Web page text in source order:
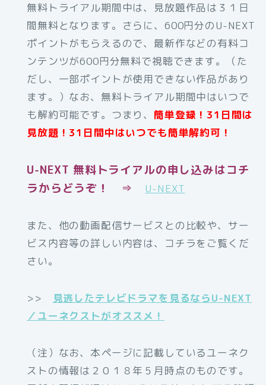
無料トライアル期間中は、見放題作品は３１日
間無料となります。さらに、600円分のU-NEXT
ポイントがもらえるので、最新作などの有料コ
ンテンツが600円分無料で視聴できます。（た
だし、一部ポイントが使用できない作品があり
ます。）なお、無料トライアル期間中はいつで
も解約可能です。つまり、簡単登録！31日間は
見放題！31日間中はいつでも簡単解約可！
U-NEXT 無料トライアルの申し込みはコチ
ラからどうぞ！ ⇒
U-NEXT
また、他の動画配信サービスとの比較や、サー
ビス内容等の詳しい内容は、コチラをご覧くだ
さい。
>>
見逃したテレビドラマを見るならU-NEXT
／ユーネクストがオススメ！
（注）なお、本ページに記載しているユーネク
ストの情報は２０１８年５月時点のものです。